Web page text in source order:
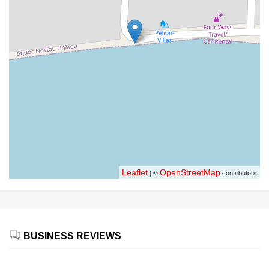
Leaflet | ©OpenStreetMapcontributors
BUSINESS REVIEWS